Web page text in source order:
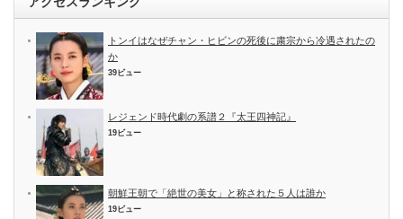
トンイはなぜチャン・ヒビンの死後に粛宗から冷遇されたの
か
39ビュー
レジェンド時代劇の系譜２『太王四神記』
19ビュー
朝鮮王朝で「絶世の美女」と称された５人は誰か
19ビュー